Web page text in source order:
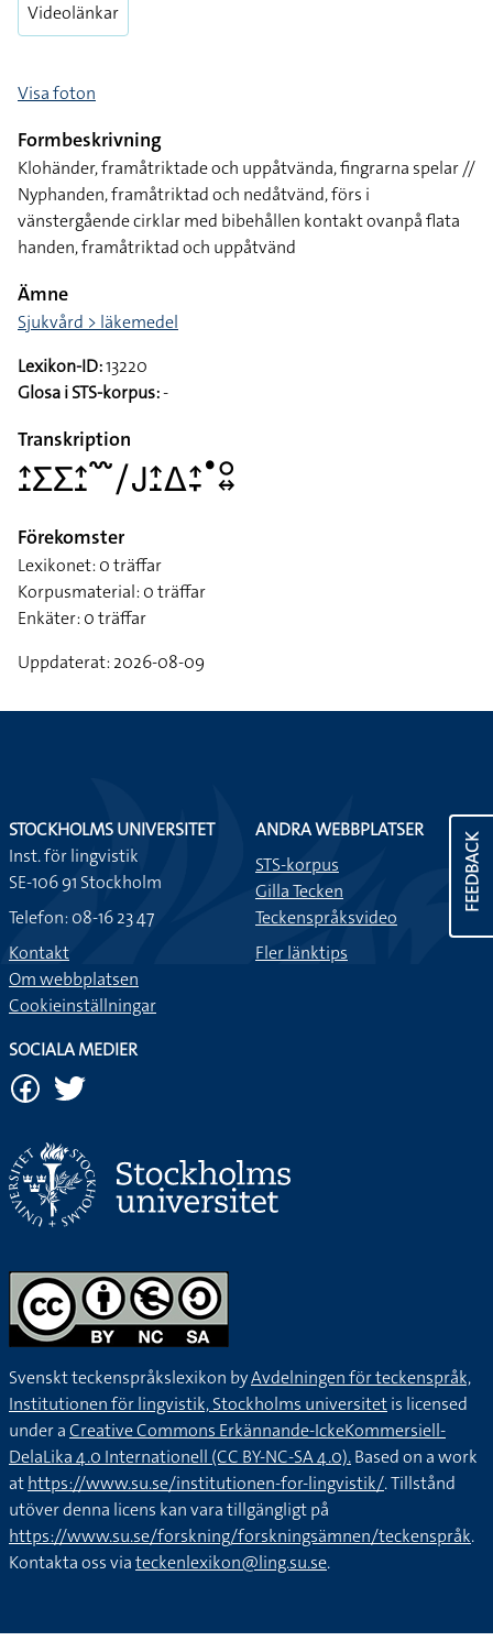
Videolänkar
Visa foton
Formbeskrivning
Klohänder, framåtriktade och uppåtvända, fingrarna spelar //
Nyphanden, framåtriktad och nedåtvänd, förs i
vänstergående cirklar med bibehållen kontakt ovanpå flata
handen, framåtriktad och uppåtvänd
Ämne
Sjukvård > läkemedel
Lexikon-ID:13220
Glosa i STS-korpus:-
Transkription
􌤴􌤸􌤥􌤥􌤴􌤸􌥳􌥠􌤢􌤴􌤸􌤩􌤴􌥙􌤟􌥰􌦉
Förekomster
Lexikonet: 0 träffar
Korpusmaterial: 0 träffar
Enkäter: 0 träffar
Uppdaterat: 2026-08-09
FEEDBACK
STOCKHOLMS UNIVERSITET
Inst. för lingvistik
SE-106 91 Stockholm
Telefon: 08-16 23 47
Kontakt
Om webbplatsen
Cookieinställningar
ANDRA WEBBPLATSER
STS-korpus
Gilla Tecken
Teckenspråksvideo
Fler länktips
SOCIALA MEDIER
Svenskt teckenspråkslexikon byAvdelningen för teckenspråk,
Institutionen för lingvistik, Stockholms universitetis licensed
under aCreative Commons Erkännande-IckeKommersiell-
DelaLika 4.0 Internationell (CC BY-NC-SA 4.0).Based on a work
athttps://www.su.se/institutionen-for-lingvistik/. Tillstånd
utöver denna licens kan vara tillgängligt på
https://www.su.se/forskning/forskningsämnen/teckenspråk.
Kontakta oss viateckenlexikon@ling.su.se.